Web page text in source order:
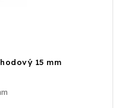
15 mm
/ 15mm